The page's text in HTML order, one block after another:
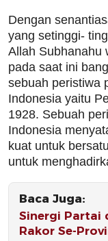
Dengan
yang setinggi-
Allah Subhanahu
pada saat ini
sebuah peristiwa
Indonesia yaitu
1928. Sebuah
Indonesia
kuat untuk
untuk
Baca Juga:
Sinergi Partai
Rakor Se-